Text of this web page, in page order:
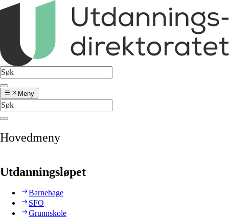
Meny
Hovedmeny
Utdanningsløpet
Barnehage
SFO
Grunnskole